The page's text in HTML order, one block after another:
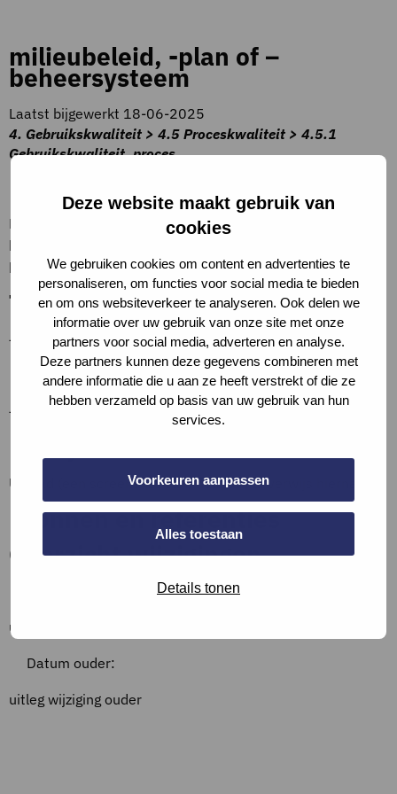
Deze website maakt gebruik van
cookies
We gebruiken cookies om content en advertenties te
personaliseren, om functies voor social media te bieden
en om ons websiteverkeer te analyseren. Ook delen we
informatie over uw gebruik van onze site met onze
partners voor social media, adverteren en analyse.
Deze partners kunnen deze gegevens combineren met
andere informatie die u aan ze heeft verstrekt of die ze
hebben verzameld op basis van uw gebruik van hun
services.
Voorkeuren aanpassen
Alles toestaan
Details tonen
milieubeleid, -plan of –
beheersysteem
Laatst bijgewerkt 18-06-2025
4. Gebruikskwaliteit > 4.5 Proceskwaliteit > 4.5.1
Gebruikskwaliteit, proces
Beschrijving criteria
De eigenaar heeft een milieubeleid, -plan of –
beheersysteem voor het gebouw ontwikkeld. Het plan
beschikt over verplichte verbeterdoelen.
Toelichting op criteria
–
Definities
–
Upload (een screenshot van) het plan of verwijs hiernaar.
Bronnen en referenties
Overzicht wijzigingen
uitleg wijziging
Datum ouder:
uitleg wijziging ouder